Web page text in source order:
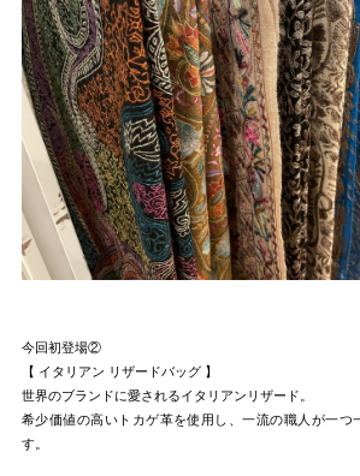
今回初登場②
【 イタリアン リザードバッグ 】
世界のブランドに愛されるイタリアンリザード。
希少価値の高いトカゲ革を使用し、一流の職人が一つ
す。